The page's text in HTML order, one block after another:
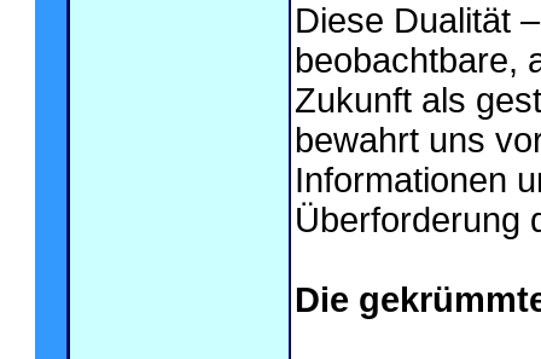
Diese Dualität
beobachtbare,
Zukunft als
bewahrt uns
Informationen
Überforderung
Die